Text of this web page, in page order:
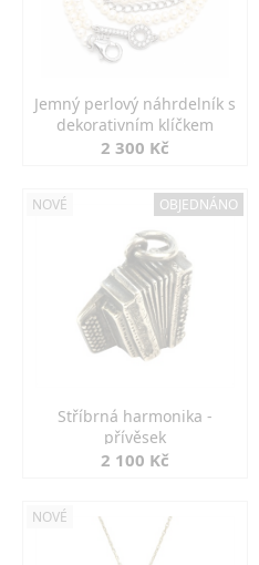
Jemný perlový náhrdelník s
dekorativním klíčkem
2 300 Kč
NOVÉ OBJEDNÁNO
Stříbrná harmonika -
přívěsek
2 100 Kč
NOVÉ